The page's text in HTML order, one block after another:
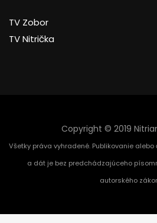
TV Zobor
TV Nitrička
Copyright © 2019
Všetky práva vyhradené. Publikovanie
a dát je bez predchádzajúceho
autorského